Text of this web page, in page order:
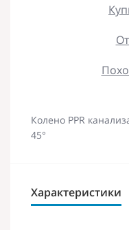
Колено PPR
45°
Характеристики